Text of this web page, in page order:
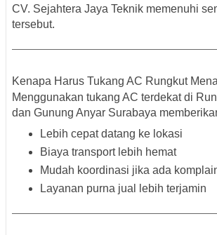
CV. Sejahtera Jaya Teknik memenuhi
tersebut.
Kenapa Harus Tukang AC Rungkut
Menggunakan tukang AC terdekat di
dan Gunung Anyar Surabaya
Lebih cepat datang ke lokasi
Biaya transport lebih hemat
Mudah koordinasi jika ada
Layanan purna jual lebih terjamin